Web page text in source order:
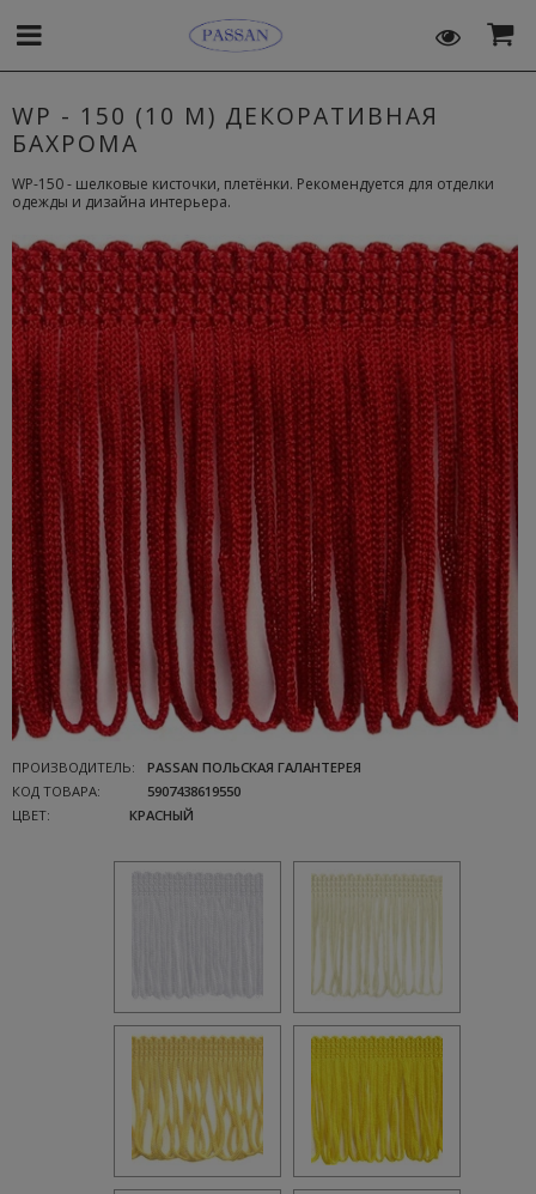
WP - 150 (10 M) ДЕКОРАТИВНАЯ
БАХРОМА
WP-150 - шелковые кисточки, плетёнки. Рекомендуется для отделки
одежды и дизайна интерьера.
ПРОИЗВОДИТЕЛЬ:
PASSAN ПОЛЬСКАЯ ГАЛАНТЕРЕЯ
КОД ТОВАРА:
5907438619550
ЦВЕТ:
КРАСНЫЙ